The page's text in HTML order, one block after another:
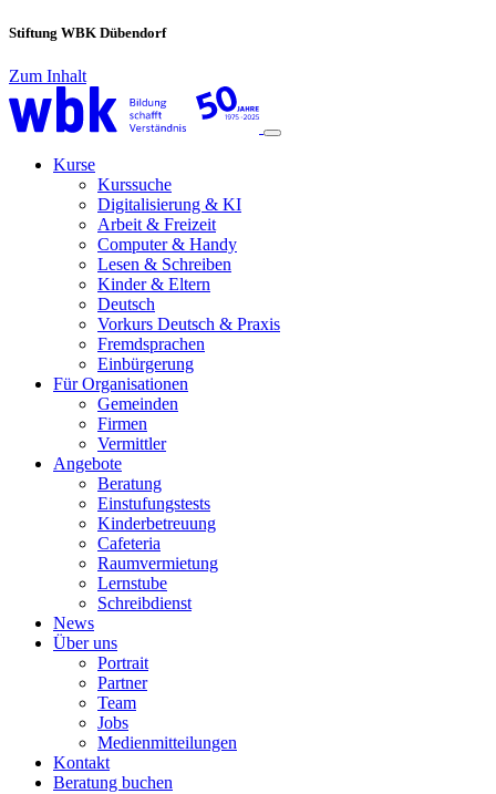
Stiftung WBK Dübendorf
Zum Inhalt
Main
Navigation
Kurse
Kurssuche
Digitalisierung & KI
Arbeit & Freizeit
Computer & Handy
Lesen & Schreiben
Kinder & Eltern
Deutsch
Vorkurs Deutsch & Praxis
Fremdsprachen
Einbürgerung
Für Organisationen
Gemeinden
Firmen
Vermittler
Angebote
Beratung
Einstufungstests
Kinderbetreuung
Cafeteria
Raumvermietung
Lernstube
Schreibdienst
News
Über uns
Portrait
Partner
Team
Jobs
Medienmitteilungen
Kontakt
Beratung buchen